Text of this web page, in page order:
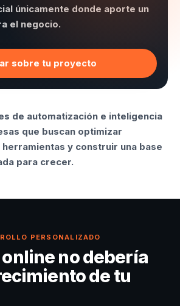
únicamente donde aporte un
el negocio.
sobre tu proyecto
de automatización e inteligencia
que buscan optimizar
y construir una base
para crecer.
PERSONALIZADO
no debería
de tu